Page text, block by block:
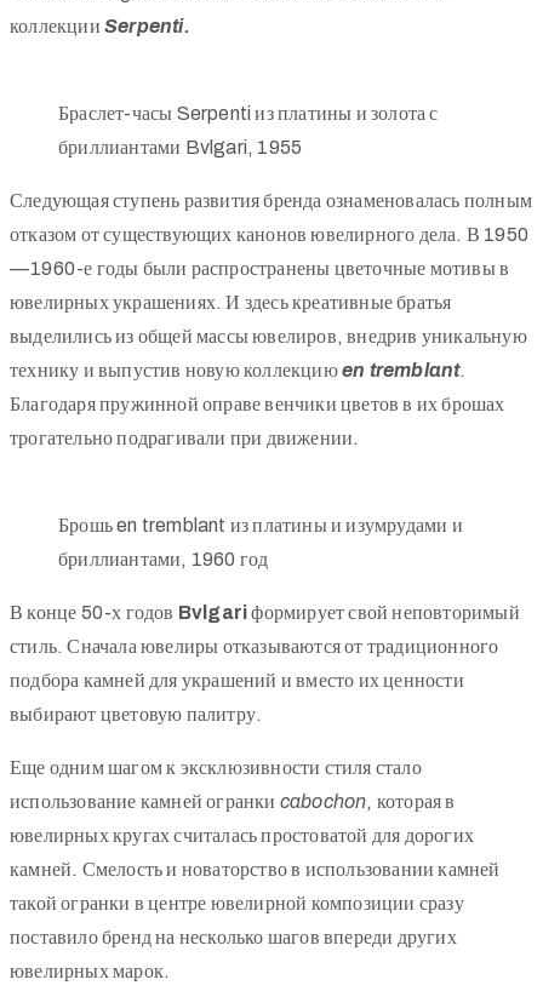
коллекции Serpenti.
Браслет-часы Serpenti из платины и золота с
бриллиантами Bvlgari, 1955
Следующая ступень развития бренда ознаменовалась полным
отказом от существующих канонов ювелирного дела. В 1950
—1960-е годы были распространены цветочные мотивы в
ювелирных украшениях. И здесь креативные братья
выделились из общей массы ювелиров, внедрив уникальную
технику и выпустив новую коллекциюen tremblant.
Благодаря пружинной оправе венчики цветов в их брошах
трогательно подрагивали при движении.
Брошь en tremblant из платины и изумрудами и
бриллиантами, 1960 год
В конце 50-х годов Bvlgariформирует свой неповторимый
стиль. Сначала ювелиры отказываются от традиционного
подбора камней для украшений и вместо их ценности
выбирают цветовую палитру.
Еще одним шагом к эксклюзивности стиля стало
использование камней огранки cabochon, которая в
ювелирных кругах считалась простоватой для дорогих
камней. Смелость и новаторство в использовании камней
такой огранки в центре ювелирной композиции сразу
поставило бренд на несколько шагов впереди других
ювелирных марок.